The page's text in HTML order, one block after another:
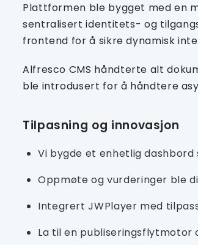
Plattformen ble bygget med en
sentralisert identitets- og
frontend for å sikre dynamisk
Alfresco CMS håndterte alt
ble introdusert for å håndtere
Tilpasning og innovasjon
Vi bygde et enhetlig
Oppmøte og vurderinger ble
Integrert JWPlayer med
La til en publiseringsflytmotor